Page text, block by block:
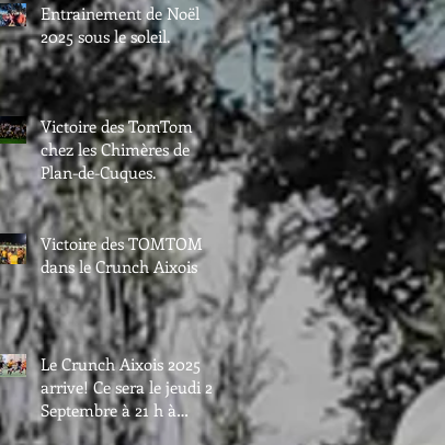
Entrainement de Noël
2025 sous le soleil.
Victoire des TomTom
chez les Chimères de
Plan-de-Cuques.
Victoire des TOMTOM
dans le Crunch Aixois
Le Crunch Aixois 2025
arrive! Ce sera le jeudi 25
Septembre à 21 h à
Maurice David.